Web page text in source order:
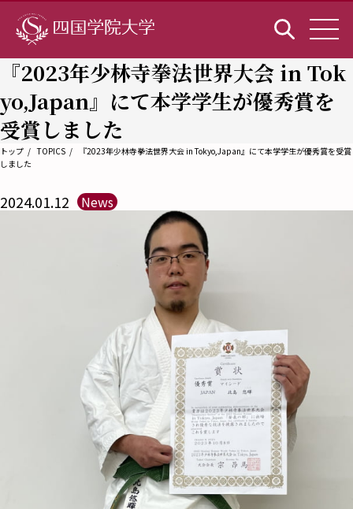
『2023年少林寺拳法世界大会 in Tok
yo,Japan』にて本学学生が優秀賞を
受賞しました
トップ TOPICS
『2023年少林寺拳法世界大会 in Tokyo,Japan』にて本学学生が優秀賞を受賞
しました
2024.01.12 News